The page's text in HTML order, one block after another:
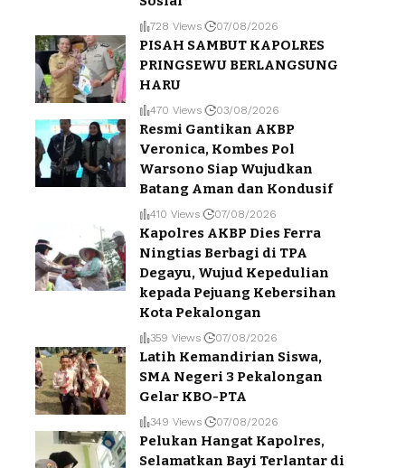
728 Views 07/08/2026
PISAH SAMBUT KAPOLRES
PRINGSEWU BERLANGSUNG
HARU
470 Views 03/08/2026
Resmi Gantikan AKBP
Veronica, Kombes Pol
Warsono Siap Wujudkan
Batang Aman dan Kondusif
410 Views 07/08/2026
Kapolres AKBP Dies Ferra
Ningtias Berbagi di TPA
Degayu, Wujud Kepedulian
kepada Pejuang Kebersihan
Kota Pekalongan
359 Views 07/08/2026
Latih Kemandirian Siswa,
SMA Negeri 3 Pekalongan
Gelar KBO-PTA
349 Views 07/08/2026
Pelukan Hangat Kapolres,
Selamatkan Bayi Terlantar di